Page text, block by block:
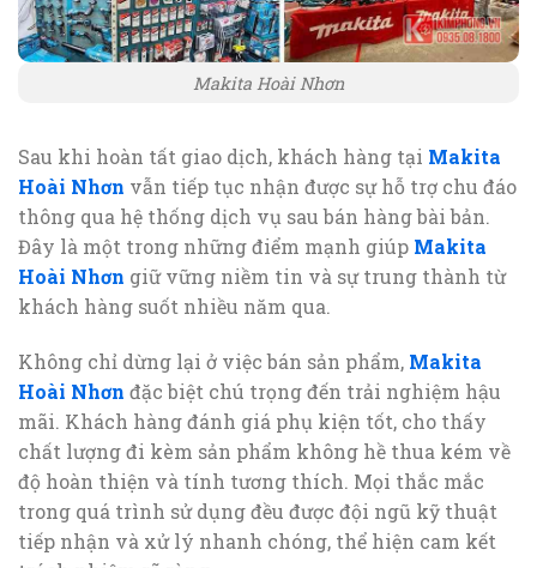
Makita Hoài Nhơn
Sau khi hoàn tất giao dịch, khách hàng tại Makita
Hoài Nhơn vẫn tiếp tục nhận được sự hỗ trợ chu đáo
thông qua hệ thống dịch vụ sau bán hàng bài bản.
Đây là một trong những điểm mạnh giúp Makita
Hoài Nhơn giữ vững niềm tin và sự trung thành từ
khách hàng suốt nhiều năm qua.
Không chỉ dừng lại ở việc bán sản phẩm, Makita
Hoài Nhơn đặc biệt chú trọng đến trải nghiệm hậu
mãi. Khách hàng đánh giá phụ kiện tốt, cho thấy
chất lượng đi kèm sản phẩm không hề thua kém về
độ hoàn thiện và tính tương thích. Mọi thắc mắc
trong quá trình sử dụng đều được đội ngũ kỹ thuật
tiếp nhận và xử lý nhanh chóng, thể hiện cam kết